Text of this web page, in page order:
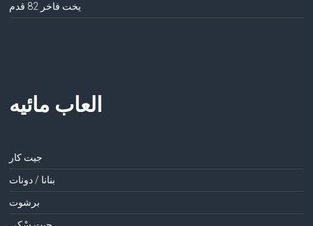
يخت فاخر 82 قدم
العاب مائيه
جيت كار
بنانا / دونات
برشوت